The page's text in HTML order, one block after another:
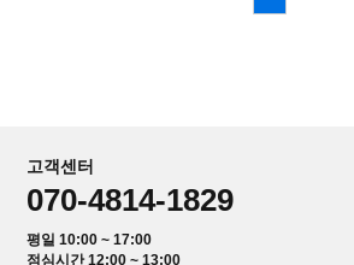
고객센터
070-4814-1829
평일 10:00 ~ 17:00
점심시간 12:00 ~ 13:00